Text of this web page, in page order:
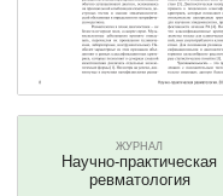
ЖУРНАЛ
Научно-практическая
ревматология